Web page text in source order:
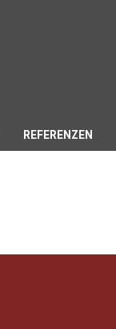
REFERENZEN